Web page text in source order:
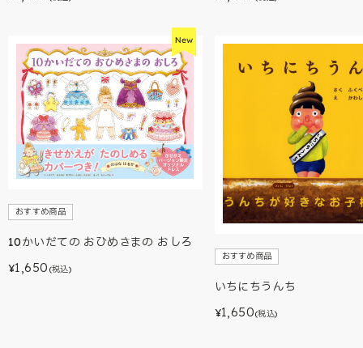
おすすめ商品
10かいだての おひめさまの おしろ
¥1,650 (税込)
おすすめ商品
いちにちうんち
¥1,650(税込)